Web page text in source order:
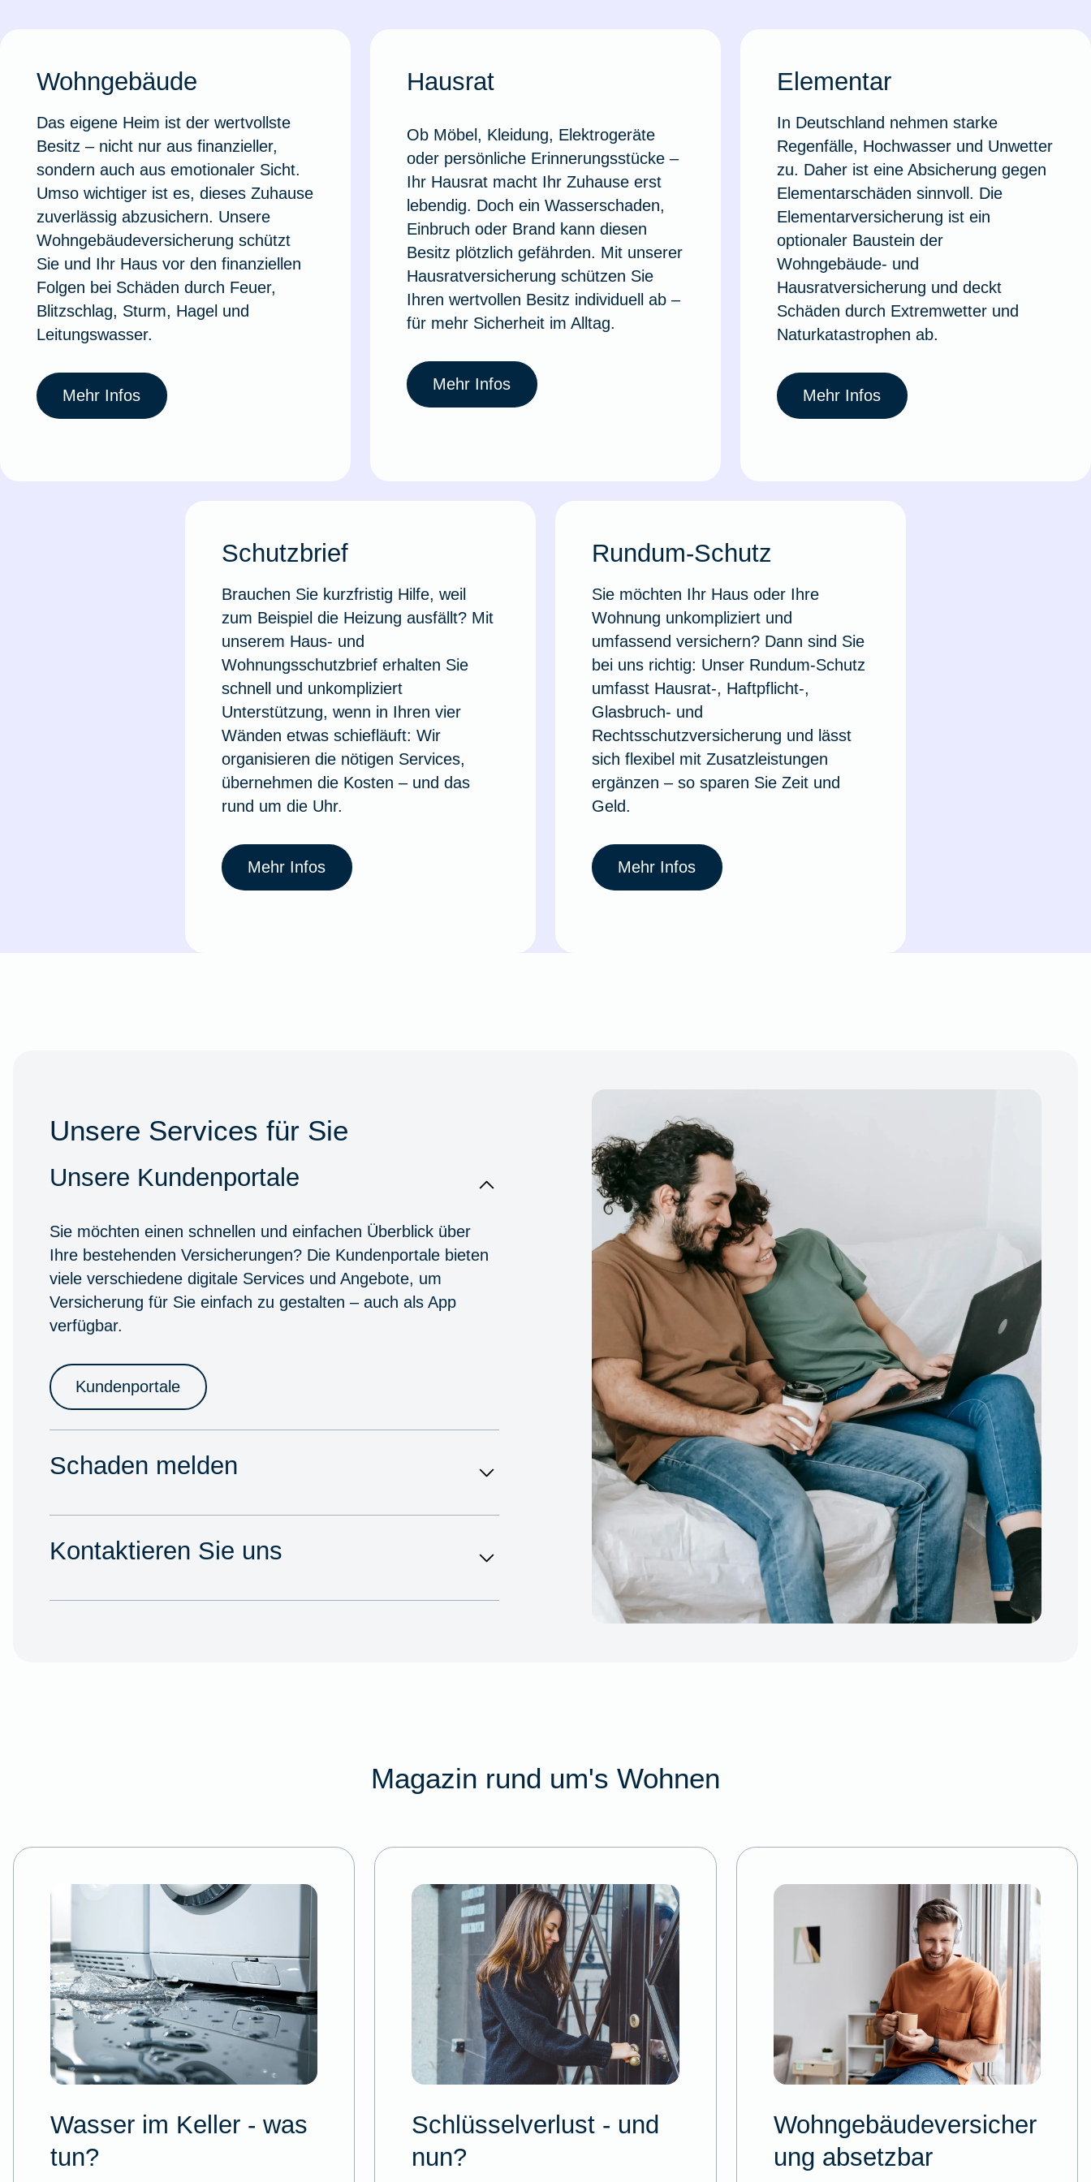
Valorenversicherung
Oldtimersammlungsversicherung
Zur Produktübersicht
Weil du wichtig bist
Wohngebäude
Das eigene Heim ist der wertvollste
Besitz – nicht nur aus finanzieller,
sondern auch aus emotionaler Sicht.
Umso wichtiger ist es, dieses Zuhause
zuverlässig abzusichern. Unsere
Wohngebäudeversicherung schützt
Sie und Ihr Haus vor den finanziellen
Folgen bei Schäden durch Feuer,
Blitzschlag, Sturm, Hagel und
Leitungswasser.
Mehr Infos
Hausrat
Ob Möbel, Kleidung, Elektrogeräte
oder persönliche Erinnerungsstücke –
Ihr Hausrat macht Ihr Zuhause erst
lebendig. Doch ein Wasserschaden,
Einbruch oder Brand kann diesen
Besitz plötzlich gefährden. Mit unserer
Hausratversicherung schützen Sie
Ihren wertvollen Besitz individuell ab –
für mehr Sicherheit im Alltag.
Mehr Infos
Elementar
In Deutschland nehmen starke
Regenfälle, Hochwasser und Unwetter
zu. Daher ist eine Absicherung gegen
Elementarschäden sinnvoll. Die
Elementarversicherung ist ein
optionaler Baustein der
Wohngebäude- und
Hausratversicherung und deckt
Schäden durch Extremwetter und
Naturkatastrophen ab.
Mehr Infos
Schutzbrief
Brauchen Sie kurzfristig Hilfe, weil
zum Beispiel die Heizung ausfällt? Mit
unserem Haus- und
Wohnungsschutzbrief erhalten Sie
schnell und unkompliziert
Unterstützung, wenn in Ihren vier
Wänden etwas schiefläuft: Wir
organisieren die nötigen Services,
übernehmen die Kosten – und das
rund um die Uhr.
Mehr Infos
Rundum-Schutz
Sie möchten Ihr Haus oder Ihre
Wohnung unkompliziert und
umfassend versichern? Dann sind Sie
bei uns richtig: Unser Rundum-Schutz
umfasst Hausrat-, Haftpflicht-,
Glasbruch- und
Rechtsschutzversicherung und lässt
sich flexibel mit Zusatzleistungen
ergänzen – so sparen Sie Zeit und
Geld.
Mehr Infos
Unsere Services für Sie
Unsere Kundenportale
Sie möchten einen schnellen und einfachen Überblick über
Ihre bestehenden Versicherungen? Die Kundenportale bieten
viele verschiedene digitale Services und Angebote, um
Versicherung für Sie einfach zu gestalten – auch als App
verfügbar.
Kundenportale
Schaden melden
Kontaktieren Sie uns
Magazin rund um's Wohnen
Wasser im Keller - was
tun?
Schlüsselverlust - und
nun?
Wohngebäudeversicher
ung absetzbar